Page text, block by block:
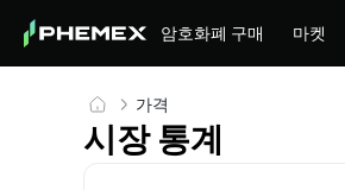
암호화폐 구매 마켓
가격
시장 통계